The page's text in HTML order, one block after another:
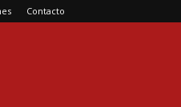
Contacto